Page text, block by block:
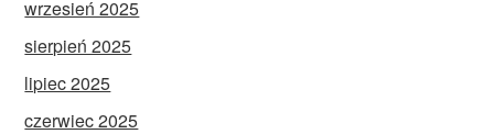
wrzesień 2025
sierpień 2025
lipiec 2025
czerwiec 2025